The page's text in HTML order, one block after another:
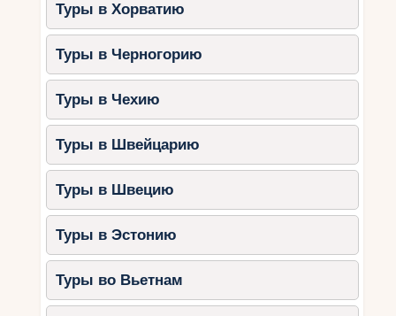
Туры в Хорватию
Туры в Черногорию
Туры в Чехию
Туры в Швейцарию
Туры в Швецию
Туры в Эстонию
Туры во Вьетнам